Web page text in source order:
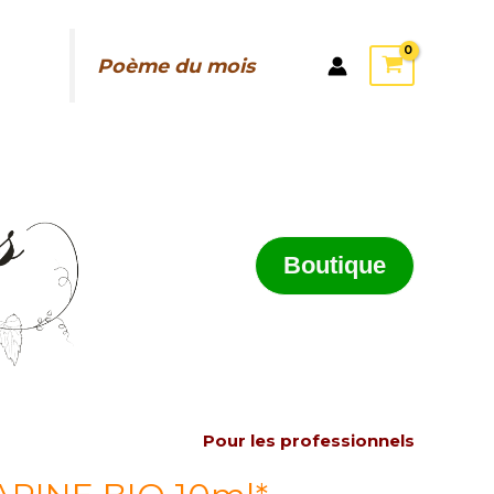
Poème du mois
Boutique
Pour les professionnels